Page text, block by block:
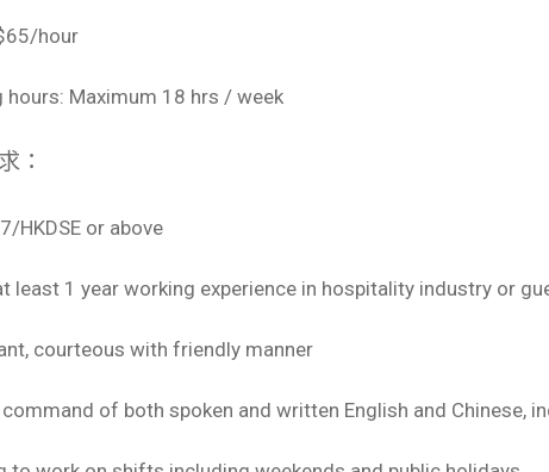
hour
hours: Maximum 18 hrs / week
：
HKDSE or above
least 1 year working experience in hospitality industry or
courteous with friendly manner
of both spoken and written English and Chinese,